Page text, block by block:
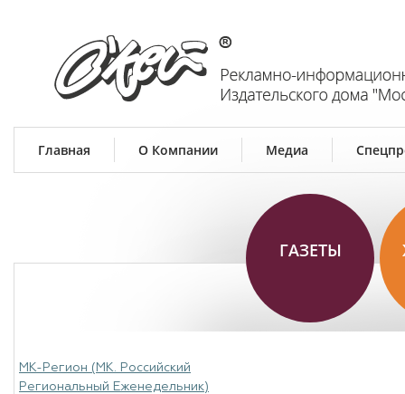
Главная О Компании Медиа
ГАЗЕТЫ
МК-Регион (МК. Российский
Региональный Еженедельник)